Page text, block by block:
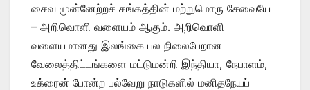
சைவ முன்னேற்றச் சங்கத்தின் மற்றுமொரு சேவையே
– அறிவொளி வளையம் ஆகும். அறிவொளி
வளையமானது இலங்கை பல நிலைபேறான
வேலைத்திட்டங்களை மட்டுமன்றி இந்தியா, நேபாளம்,
உக்ரைன் போன்ற பல்வேறு நாடுகளில் மனிதநேயப்